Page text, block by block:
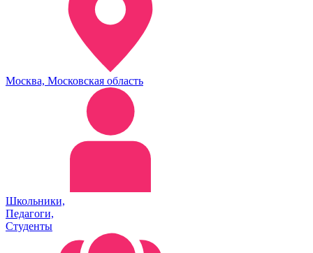
Москва, Московская область
Школьники,
Педагоги,
Студенты